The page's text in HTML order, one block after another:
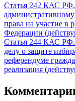
Статья 242 КАС РФ.
права на участие в
Федерации
Статья 244 КАС РФ.
делу о защите
референдуме
реализация